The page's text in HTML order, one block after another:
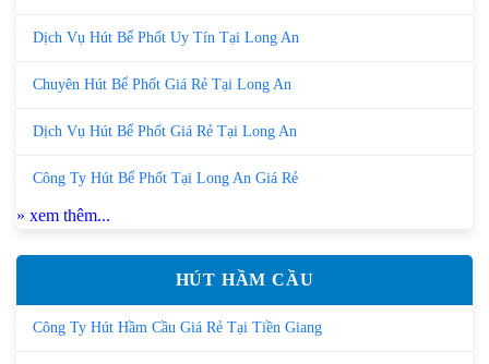
Dịch Vụ Hút Bể Phốt Uy Tín Tại Long An
Chuyên Hút Bể Phốt Giá Rẻ Tại Long An
Dịch Vụ Hút Bể Phốt Giá Rẻ Tại Long An
Công Ty Hút Bể Phốt Tại Long An Giá Rẻ
» xem thêm...
HÚT HẦM CẦU
Công Ty Hút Hầm Cầu Giá Rẻ Tại Tiền Giang